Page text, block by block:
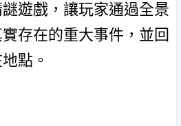
遊戲，讓玩家通過全景
存在的重大事件，並回
點。